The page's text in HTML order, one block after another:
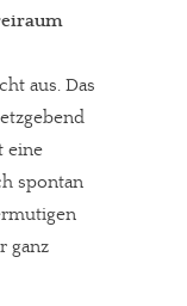
aus. Das
eine
spontan
ganz